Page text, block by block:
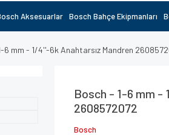
Aksesuarlar Bosch Bahçe Ekipmanları
6 mm - 1/4''-6k Anahtarsız Mandren
Bosch - 1-6 mm -
2608572072
Bosch